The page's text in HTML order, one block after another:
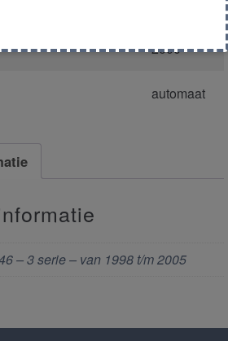
2000
automaat
– 3 serie – van 1998 t/m 2005